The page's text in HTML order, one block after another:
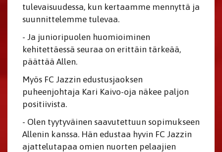
tulevaisuudessa, kun kertaamme mennyttä ja
suunnittelemme tulevaa.
- Ja junioripuolen huomioiminen
kehitettäessä seuraa on erittäin tärkeää,
päättää Allen.
Myös FC Jazzin edustusjaoksen
puheenjohtaja Kari Kaivo-oja näkee paljon
positiivista.
- Olen tyytyväinen saavutettuun sopimukseen
Allenin kanssa. Hän edustaa hyvin FC Jazzin
ajattelutapaa omien nuorten pelaajien